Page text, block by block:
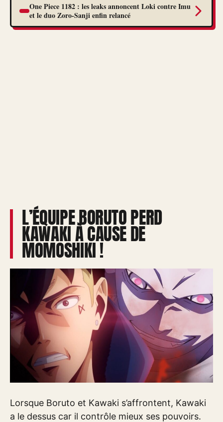
One Piece 1182 : les leaks annoncent Loki contre Imu
et le duo Zoro-Sanji enfin relancé
L’ÉQUIPE BORUTO PERD
KAWAKI À CAUSE DE
MOMOSHIKI !
Lorsque Boruto et Kawaki s’affrontent, Kawaki
a le dessus car il contrôle mieux ses pouvoirs.